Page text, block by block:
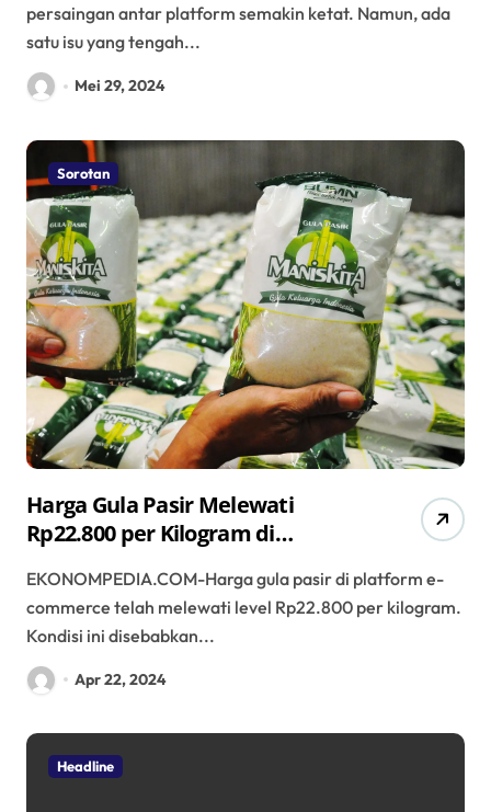
persaingan antar platform semakin ketat. Namun, ada
satu isu yang tengah...
Mei 29, 2024
Sorotan
Harga Gula Pasir Melewati
Rp22.800 per Kilogram di
EKONOMPEDIA.COM-Harga gula pasir di platform e-
commerce telah melewati level Rp22.800 per kilogram.
Kondisi ini disebabkan...
Apr 22, 2024
Headline